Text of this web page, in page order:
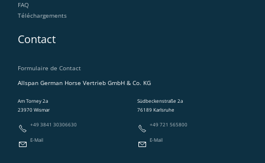
FAQ
Téléchargements
Contact
Formulaire de Contact
Allspan German Horse Vertrieb GmbH & Co. KG
Am Torney 2a
23970 Wismar
+49 3841 30306630
E-Mail
Südbeckenstraße 2a
76189 Karlsruhe
+49 721 565800
E-Mail